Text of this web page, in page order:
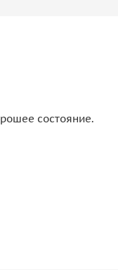
состояние.